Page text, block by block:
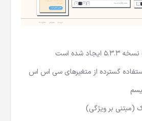
شده است
گسترده از متغیرهای سی اس اس
(مبتنی بر ویژگی)